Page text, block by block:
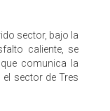
sector, bajo la
caliente, se
comunica la
sector de Tres